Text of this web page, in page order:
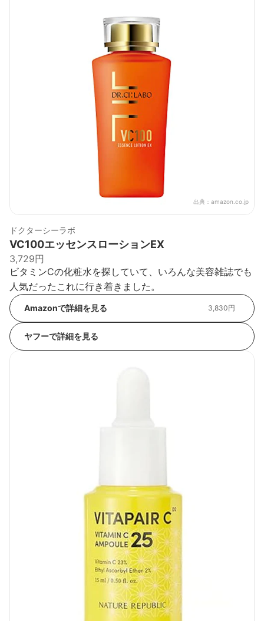
出典： amazon.co.jp
ドクターシーラボ
VC100エッセンスローションEX
3,729円
ビタミンCの化粧水を探していて、いろんな美容雑誌でも
人気だったこれに行き着きました。
Amazonで詳細を見る 3,830円
ヤフーで詳細を見る